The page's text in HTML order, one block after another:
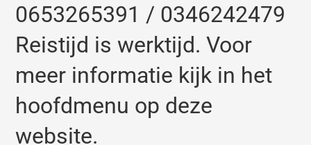
0653265391 / 0346242479
Reistijd is werktijd. Voor
meer informatie kijk in het
hoofdmenu op deze
website.